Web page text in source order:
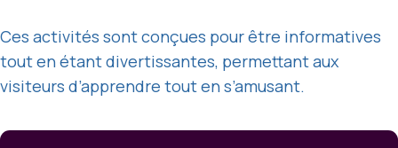
Ces activités sont conçues pour être informatives
tout en étant divertissantes, permettant aux
visiteurs d’apprendre tout en s’amusant.